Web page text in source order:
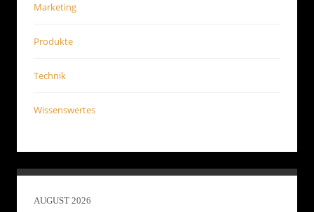
Marketing
Produkte
Technik
Wissenswertes
AUGUST 2026